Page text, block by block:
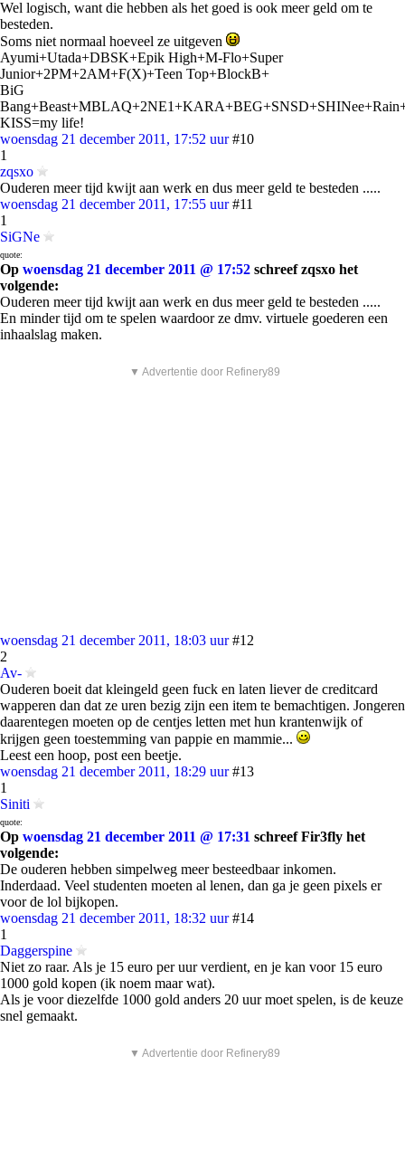
Wel logisch, want die hebben als het goed is ook meer geld om te
besteden.
Soms niet normaal hoeveel ze uitgeven
Ayumi+Utada+DBSK+Epik High+M-Flo+Super
Junior+2PM+2AM+F(X)+Teen Top+BlockB+
BiG
KISS=my life!
woensdag 21 december 2011, 17:52 uur #10
1
zqsxo
Ouderen meer tijd kwijt aan werk en dus meer geld te besteden .....
woensdag 21 december 2011, 17:55 uur #11
1
SiGNe
quote:
Op woensdag 21 december 2011 @ 17:52 schreef zqsxo het
volgende:
Ouderen meer tijd kwijt aan werk en dus meer geld te besteden .....
En minder tijd om te spelen waardoor ze dmv. virtuele goederen een
inhaalslag maken.
▼ Advertentie door Refinery89
woensdag 21 december 2011, 18:03 uur #12
2
Av-
Ouderen boeit dat kleingeld geen fuck en laten liever de creditcard
wapperen dan dat ze uren bezig zijn een item te bemachtigen. Jongeren
daarentegen moeten op de centjes letten met hun krantenwijk of
krijgen geen toestemming van pappie en mammie...
Leest een hoop, post een beetje.
woensdag 21 december 2011, 18:29 uur #13
1
Siniti
quote:
Op woensdag 21 december 2011 @ 17:31 schreef Fir3fly het
volgende:
De ouderen hebben simpelweg meer besteedbaar inkomen.
Inderdaad. Veel studenten moeten al lenen, dan ga je geen pixels er
voor de lol bijkopen.
woensdag 21 december 2011, 18:32 uur #14
1
Daggerspine
Niet zo raar. Als je 15 euro per uur verdient, en je kan voor 15 euro
1000 gold kopen (ik noem maar wat).
Als je voor diezelfde 1000 gold anders 20 uur moet spelen, is de keuze
snel gemaakt.
▼ Advertentie door Refinery89